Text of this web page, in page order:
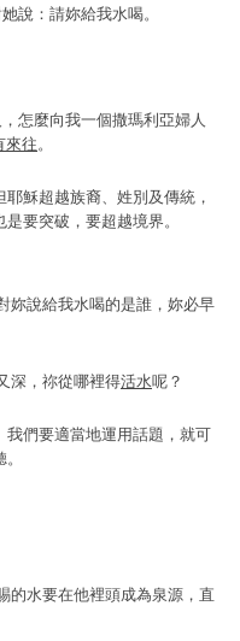
說：請妳給我水喝。
怎麼向我一個撒瑪利亞婦人
來往。
穌超越族裔、姓別及傳統，
要突破，要超越境界。
妳說給我水喝的是誰，妳必早
深，祢從哪裡得活水呢？
們要適當地運用話題，就可
的水要在他裡頭成為泉源，直